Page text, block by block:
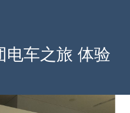
电车之旅 体验